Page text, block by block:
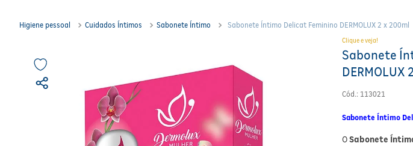
Higiene pessoal Cuidados Íntimos Sabonete Íntimo Sabonete Íntimo Delicat Feminino DERMOLUX 2 x 200ml
Clique e veja!
Sabonete
DERMOLUX
Cód.: 113021
Sabonete Íntimo
OSabonete
10º fralda g